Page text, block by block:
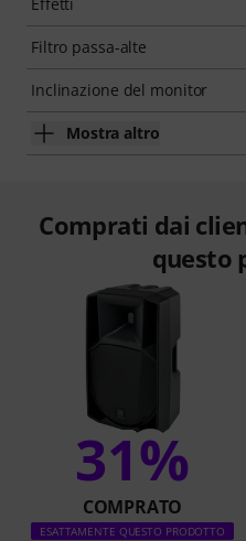
Filtro passa-alte
Inclinazione del monitor
Mostra altro
Comprati dai
questo
31%
COMPRATO
ESATTAMENTE QUESTO PRODOTTO